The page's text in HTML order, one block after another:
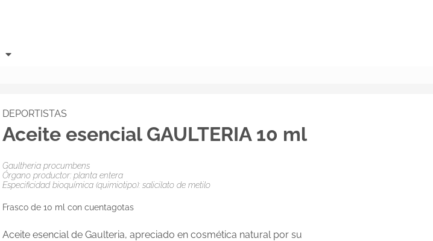
DEPORTISTAS
Aceite esencial GAULTERIA 10 ml
Gaultheria procumbens
Órgano productor: planta entera
Especificidad bioquímica (quimiotipo): salicilato de metilo
Frasco de 10 ml con cuentagotas
Aceite esencial de Gaulteria, apreciado en cosmética natural por su